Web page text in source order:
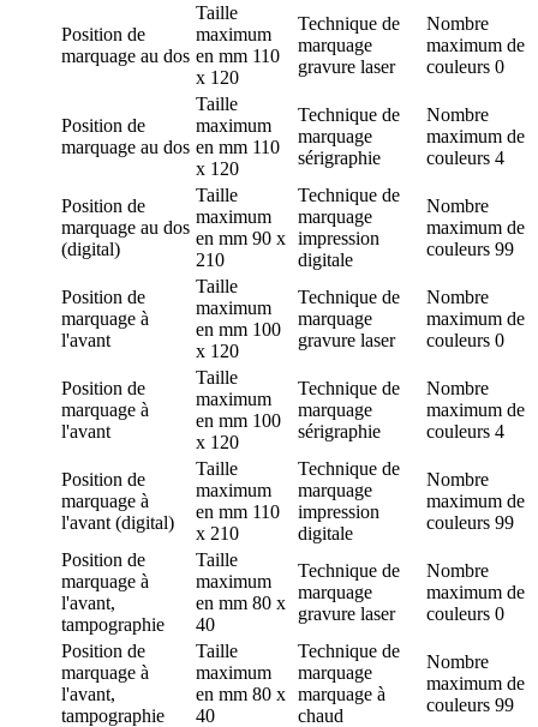
Position de
marquage au dos
Taille
maximum
en mm 110
x 120
Technique de
marquage
gravure laser
Nombre
maximum de
couleurs 0
Position de
marquage au dos
Taille
maximum
en mm 110
x 120
Technique de
marquage
sérigraphie
Nombre
maximum de
couleurs 4
Position de
marquage au dos
(digital)
Taille
maximum
en mm 90 x
210
Technique de
marquage
impression
digitale
Nombre
maximum de
couleurs 99
Position de
marquage à
l'avant
Taille
maximum
en mm 100
x 120
Technique de
marquage
gravure laser
Nombre
maximum de
couleurs 0
Position de
marquage à
l'avant
Taille
maximum
en mm 100
x 120
Technique de
marquage
sérigraphie
Nombre
maximum de
couleurs 4
Position de
marquage à
l'avant (digital)
Taille
maximum
en mm 110
x 210
Technique de
marquage
impression
digitale
Nombre
maximum de
couleurs 99
Position de
marquage à
l'avant,
tampographie
Taille
maximum
en mm 80 x
40
Technique de
marquage
gravure laser
Nombre
maximum de
couleurs 0
Position de
marquage à
l'avant,
tampographie
Taille
maximum
en mm 80 x
40
Technique de
marquage
marquage à
chaud
Nombre
maximum de
couleurs 99